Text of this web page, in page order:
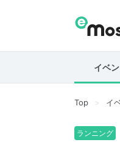
イベン
Top イ
ランニング